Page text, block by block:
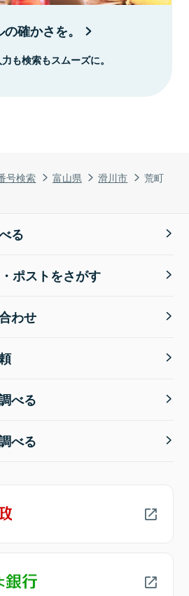
号検索 富山県 滑川市 荒町
確かさを。
も検索もスムーズに。
る
ポストをさがす
わせ
べる
べる